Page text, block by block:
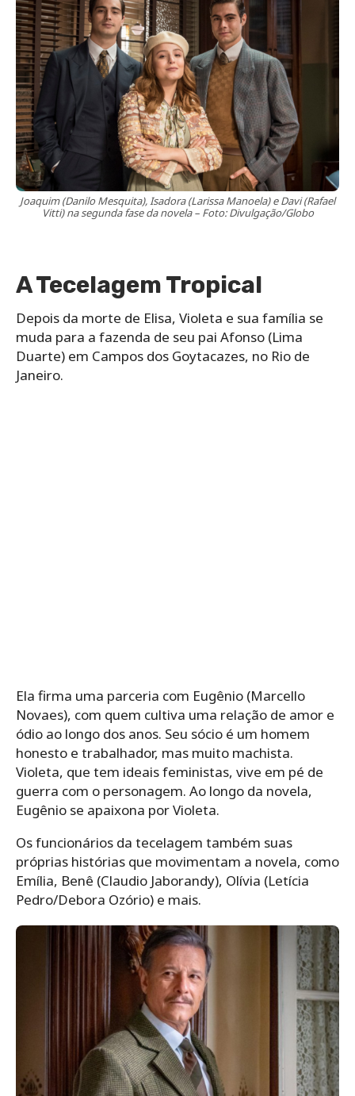
Joaquim (Danilo Mesquita), Isadora (Larissa Manoela) e Davi (Rafael
Vitti) na segunda fase da novela – Foto: Divulgação/Globo
A Tecelagem Tropical
Depois da morte de Elisa, Violeta e sua família se
muda para a fazenda de seu pai Afonso (Lima
Duarte) em Campos dos Goytacazes, no Rio de
Janeiro.
Ela firma uma parceria com Eugênio (Marcello
Novaes), com quem cultiva uma relação de amor e
ódio ao longo dos anos. Seu sócio é um homem
honesto e trabalhador, mas muito machista.
Violeta, que tem ideais feministas, vive em pé de
guerra com o personagem. Ao longo da novela,
Eugênio se apaixona por Violeta.
Os funcionários da tecelagem também suas
próprias histórias que movimentam a novela, como
Emília, Benê (Claudio Jaborandy), Olívia (Letícia
Pedro/Debora Ozório) e mais.